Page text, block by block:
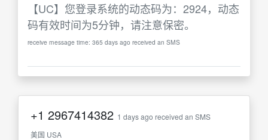
【UC】您登录系统的动态码为：2924，动态
码有效时间为5分钟，请注意保密。
receive message time: 365 days ago received an SMS
+1 2967414382 1 days ago received an SMS
美国 USA